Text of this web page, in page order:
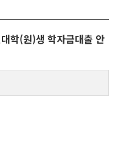
학(원)생 학자금대출 안